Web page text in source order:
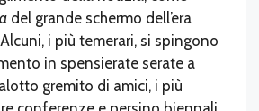
del grande schermo dell’era
i più temerari, si spingono
in spensierate serate a
gremito di amici, i più